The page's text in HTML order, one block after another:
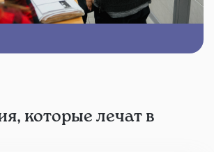
которые лечат в